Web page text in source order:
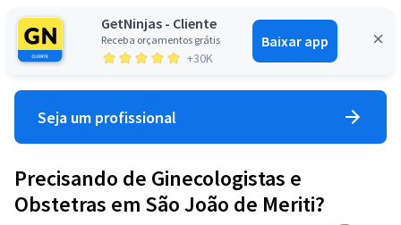
GetNinjas - Cliente
Receba orçamentos grátis
+30K
Baixar app
Entrar
Seja um profissional
Precisando de Ginecologistas e
Obstetras em São João de Meriti?